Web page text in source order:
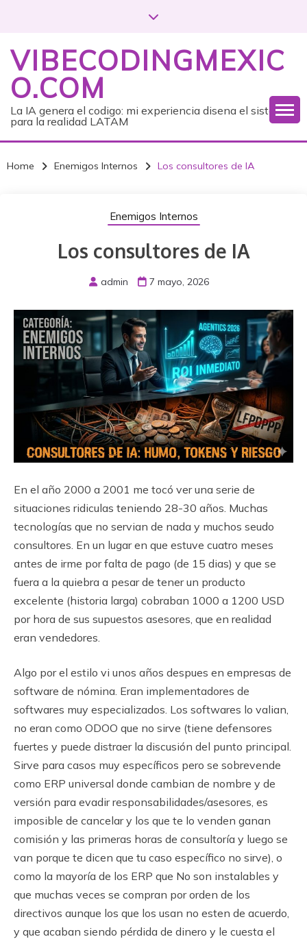
n
VIBECODINGMEXIC
O.COM
La IA genera el codigo: mi experiencia disena el sistema
para la realidad LATAM
Home Enemigos Internos Los consultores de IA
Enemigos Internos
Los consultores de IA
admin 7 mayo, 2026
En el año 2000 a 2001 me tocó ver una serie de
situaciones ridiculas teniendo 28-30 años. Muchas
tecnologías que no servian de nada y muchos seudo
consultores. En un lugar en que estuve cuatro meses
antes de irme por falta de pago (de 15 dias) y que se
fuera a la quiebra a pesar de tener un producto
excelente (historia larga) cobraban 1000 a 1200 USD
por hora de sus supuestos asesores, que en realidad
eran vendedores.
Algo por el estilo vi unos años despues en empresas de
software de nómina. Eran implementadores de
softwares muy especializados. Los softwares lo valian,
no eran como ODOO que no sirve (tiene defensores
fuertes y puede distraer la discusión del punto principal.
Sirve para casos muy específicos pero se sobrevende
como ERP universal donde cambian de nombre y de
versión para evadir responsabilidades/asesores, es
imposible de cancelar y los que te lo venden ganan
comisión y las primeras horas de consultoría y luego se
van porque te dicen que tu caso específico no sirve), o
como la mayoría de los ERP que No son instalables y
que muchas veces se compran por orden de los
directivos aunque los que los usan no esten de acuerdo,
y que acaban siendo pérdida de dinero y le cuesta el